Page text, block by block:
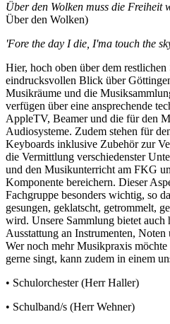
Über den Wolken muss die Freiheit
Über den Wolken)
'Fore the day I die, I'ma touch the
Hier, hoch oben über dem
eindrucksvollen Blick über
Musikräume und die
verfügen über eine ansprechende
AppleTV, Beamer und die für den
Audiosysteme. Zudem stehen für
Keyboards inklusive Zubehör zur
die Vermittlung verschiedenster
und den Musikunterricht am FKG
Komponente bereichern. Dieser
Fachgruppe besonders wichtig, so
gesungen, geklatscht, getrommelt,
wird. Unsere Sammlung bietet auch
Ausstattung an Instrumenten,
Wer noch mehr Musikpraxis
gerne singt, kann zudem in einem
• Schulorchester (Herr Haller)
• Schulband/s (Herr Wehner)